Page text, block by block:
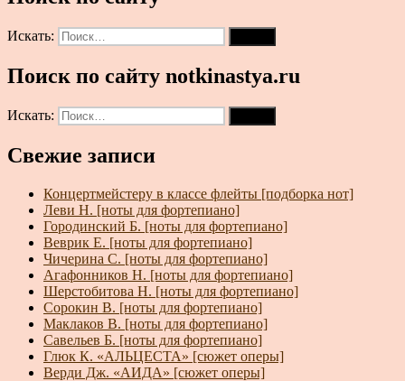
Искать:
Поиск по сайту notkinastya.ru
Искать:
Свежие записи
Концертмейстеру в классе флейты [подборка нот]
Леви Н. [ноты для фортепиано]
Городинский Б. [ноты для фортепиано]
Веврик Е. [ноты для фортепиано]
Чичерина С. [ноты для фортепиано]
Агафонников Н. [ноты для фортепиано]
Шерстобитова Н. [ноты для фортепиано]
Сорокин В. [ноты для фортепиано]
Маклаков В. [ноты для фортепиано]
Савельев Б. [ноты для фортепиано]
Глюк К. «АЛЬЦЕСТА» [сюжет оперы]
Верди Дж. «АИДА» [сюжет оперы]